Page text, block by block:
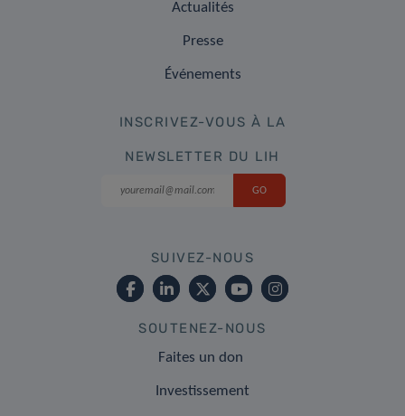
Actualités
Presse
Événements
INSCRIVEZ-VOUS À LA
NEWSLETTER DU LIH
SUIVEZ-NOUS
SOUTENEZ-NOUS
Faites un don
Investissement